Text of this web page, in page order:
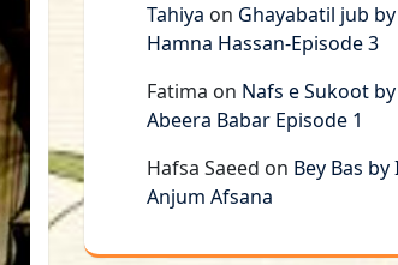
Tahiya on Ghayabatil jub by
Hamna Hassan-Episode 3
Fatima on Nafs e Sukoot by
Abeera Babar Episode 1
Hafsa Saeed on Bey Bas by
Anjum Afsana